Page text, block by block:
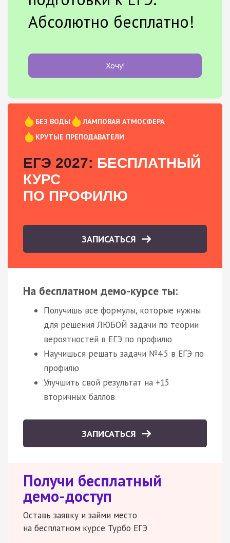
Абсолютно бесплатно!
Хочу!
БЕЗ ВОДЫ
ЛАМПОВАЯ АТМОСФЕРА
КРУТЫЕ ПРЕПОДАВАТЕЛИ
ЕГЭ 2027: БЕСПЛАТНЫЙ
КУРС
ПО ПРОФИЛЮ
ЗАПИСАТЬСЯ
На бесплатном демо-курсе ты:
Получишь все формулы, которые нужны
для решения ЛЮБОЙ задачи по теории
вероятностей в ЕГЭ по профилю
Научишься решать задачи №4.5 в ЕГЭ по
профилю
Улучшить свой результат на +15
вторичных баллов
ЗАПИСАТЬСЯ
Получи бесплатный
демо-доступ
Оставь заявку и займи место
на бесплатном курсе Турбо ЕГЭ